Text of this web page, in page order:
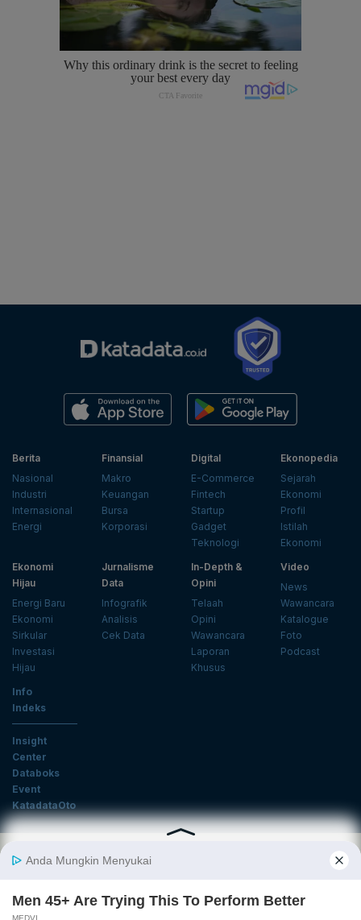
Berita
Nasional
Industri
Internasional
Energi
Finansial
Makro
Keuangan
Bursa
Korporasi
Digital
E-Commerce
Fintech
Startup
Gadget
Teknologi
Ekonopedia
Sejarah
Ekonomi
Profil
Istilah
Ekonomi
Ekonomi
Hijau
Energi Baru
Ekonomi
Sirkular
Investasi
Hijau
Jurnalisme
Data
Infografik
Analisis
Cek Data
In-Depth &
Opini
Telaah
Opini
Wawancara
Laporan
Khusus
Video
News
Wawancara
Katalogue
Foto
Podcast
Info
Indeks
Insight
Center
Databoks
Event
KatadataOto